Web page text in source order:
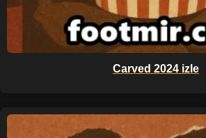
Carved 2024 izle